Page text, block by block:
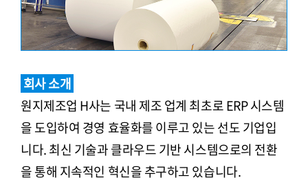
회사 소개
원지제조업 H사는 국내 제조 업계 최초로 ERP 시스템
을 도입하여 경영 효율화를 이루고 있는 선도 기업입
니다. 최신 기술과 클라우드 기반 시스템으로의 전환
을 통해 지속적인 혁신을 추구하고 있습니다.